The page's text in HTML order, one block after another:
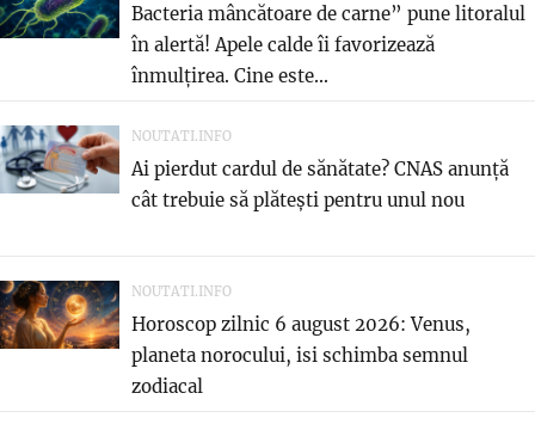
Bacteria mâncătoare de carne” pune litoralul
în alertă! Apele calde îi favorizează
înmulțirea. Cine este...
NOUTATI.INFO
Ai pierdut cardul de sănătate? CNAS anunță
cât trebuie să plătești pentru unul nou
NOUTATI.INFO
Horoscop zilnic 6 august 2026: Venus,
planeta norocului, isi schimba semnul
zodiacal